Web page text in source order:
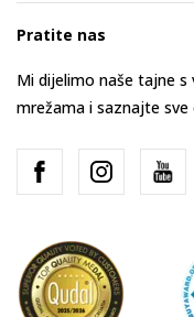
Pratite nas
Mi dijelimo naše tajne
mrežama i saznajte